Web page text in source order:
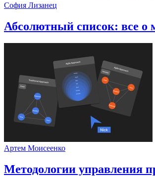
София Лизанец
Абсолютный список: все о
Артем Моисеенко
Методологии управления